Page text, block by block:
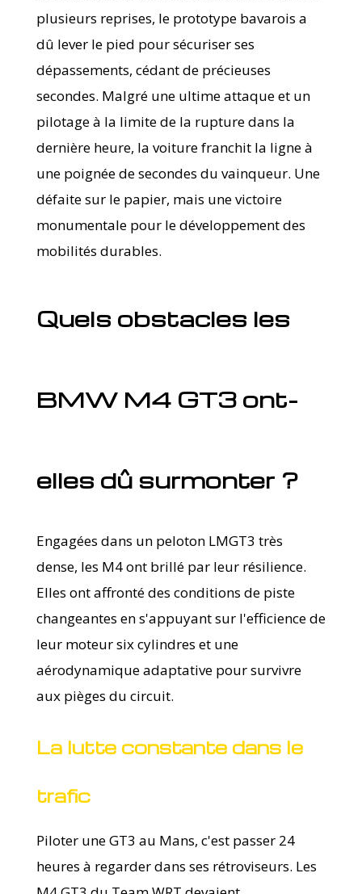
plusieurs reprises, le prototype bavarois a
dû lever le pied pour sécuriser ses
dépassements, cédant de précieuses
secondes. Malgré une ultime attaque et un
pilotage à la limite de la rupture dans la
dernière heure, la voiture franchit la ligne à
une poignée de secondes du vainqueur. Une
défaite sur le papier, mais une victoire
monumentale pour le développement des
mobilités durables.
Quels obstacles les
BMW M4 GT3 ont-
elles dû surmonter ?
Engagées dans un peloton LMGT3 très
dense, les M4 ont brillé par leur résilience.
Elles ont affronté des conditions de piste
changeantes en s'appuyant sur l'efficience de
leur moteur six cylindres et une
aérodynamique adaptative pour survivre
aux pièges du circuit.
La lutte constante dans le
trafic
Piloter une GT3 au Mans, c'est passer 24
heures à regarder dans ses rétroviseurs. Les